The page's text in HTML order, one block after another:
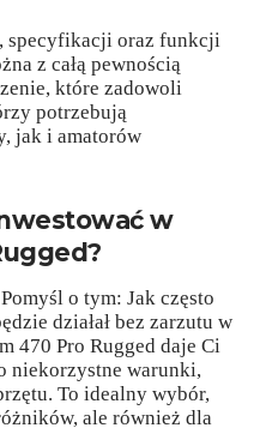
specyfikacji oraz funkcji
z całą pewnością
które zadowoli
potrzebują
jak i amatorów
w
o tym: Jak często
działał bez zarzutu w
470 Pro Rugged daje Ci
niekorzystne warunki,
To idealny wybór,
ale również dla